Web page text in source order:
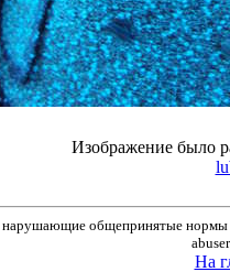
Изображение было
общепринятые нормы
На